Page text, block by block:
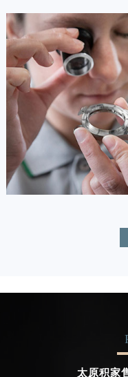
安尼塔·阿普里尔
资深积家技师
是积家售后服务中心
(积家保养中心)
的高级技师之一
Tianjin Jaeger Maintain center
 天津积家维修
太原积家